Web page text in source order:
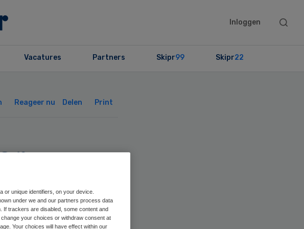
Inloggen
Search
Vacatures Partners Skipr99 Skipr22
Reageer nu Delen Print
or unique identifiers, on your device.
under we and our partners process data
If trackers are disabled, some content and
your choices or withdraw consent at
Your choices will have effect within our